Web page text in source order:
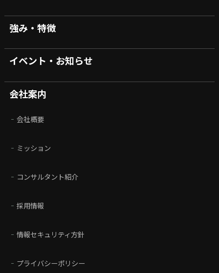
強み・特徴
イベント・お知らせ
会社案内
会社概要
ミッション
コンサルタント紹介
採用情報
情報セキュリティ方針
プライバシーポリシー